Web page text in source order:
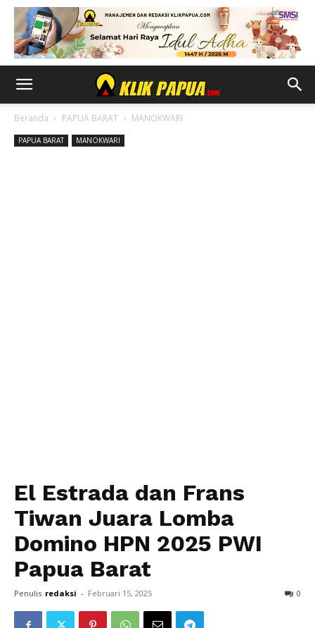
Beranda PAPUA BARAT MANOKWARI
PAPUA BARAT MANOKWARI
El Estrada dan Frans
Tiwan Juara Lomba
Domino HPN 2025 PWI
Papua Barat
Penulis redaksi - Februari 15, 2025 0